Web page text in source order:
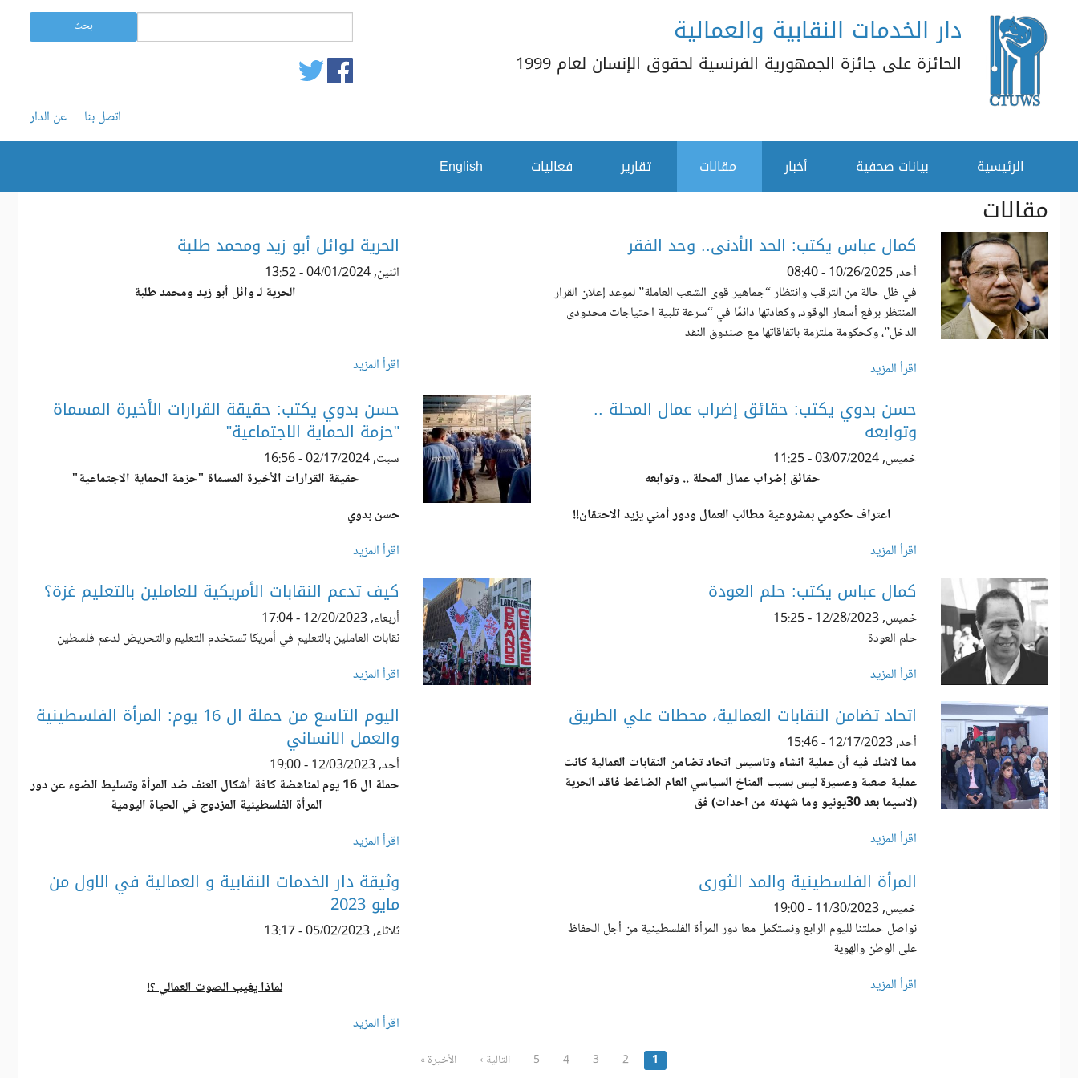
تجاوز إلى المحتوى الرئيسيدار الخدمات النقابية والعمالية
الحائزة على جائزة الجمهورية الفرنسية لحقوق الإنسان لعام 1999
بحث
اتصل بنا عن الدار
الرئيسية بيانات صحفية أخبار مقالات تقارير فعاليات English
مقالات
كمال عباس يكتب: الحد الأدنى.. وحد الفقر
أحد, 10/26/2025 - 08:40
في ظل حالة من الترقب وانتظار “جماهير قوى الشعب العاملة” لموعد إعلان القرار
المنتظر برفع أسعار الوقود، وكعادتها دائمًا في “سرعة تلبية احتياجات محدودى
الدخل”، وكحكومة ملتزمة باتفاقاتها مع صندوق النقد
اقرأ المزيد
الحرية لـوائل أبو زيد ومحمد طلبة
اثنين, 04/01/2024 - 13:52
الحرية لـ وائل أبو زيد ومحمد طلبة
اقرأ المزيد
حسن بدوي يكتب: حقائق إضراب عمال المحلة ..
وتوابعه
خميس, 03/07/2024 - 11:25
حقائق إضراب عمال المحلة .. وتوابعه
اعتراف حكومي بمشروعية مطالب العمال ودور أمني يزيد الاحتقان!!
اقرأ المزيد
حسن بدوي يكتب: حقيقة القرارات الأخيرة المسماة
"حزمة الحماية الاجتماعية"
سبت, 02/17/2024 - 16:56
حقيقة القرارات الأخيرة المسماة "حزمة الحماية الاجتماعية"
حسن بدوي
اقرأ المزيد
كمال عباس يكتب: حلم العودة
خميس, 12/28/2023 - 15:25
حلم العودة
اقرأ المزيد
كيف تدعم النقابات الأمريكية للعاملين بالتعليم غزة؟
أربعاء, 12/20/2023 - 17:04
نقابات العاملين بالتعليم في أمريكا تستخدم التعليم والتحريض لدعم فلسطين
اقرأ المزيد
اتحاد تضامن النقابات العمالية، محطات علي الطريق
أحد, 12/17/2023 - 15:46
مما لاشك فيه أن عملية انشاء وتاسيس اتحاد تضامن النقابات العمالية كانت
عملية صعبة وعسيرة ليس بسبب المناخ السياسي العام الضاغط فاقد الحرية
(لاسيما بعد 30يونيو وما شهدته من احداث) فق
اقرأ المزيد
اليوم التاسع من حملة ال 16 يوم: المرأة الفلسطينية
والعمل الانساني
أحد, 12/03/2023 - 19:00
حملة ال 16 يوم لمناهضة كافة أشكال العنف ضد المرأة وتسليط الضوء عن دور
المرأة الفلسطينية المزدوج في الحياة اليومية
اقرأ المزيد
المرأة الفلسطينية والمد الثورى
خميس, 11/30/2023 - 19:00
نواصل حملتنا لليوم الرابع ونستكمل معا دور المرأة الفلسطينية من أجل الحفاظ
على الوطن والهوية
اقرأ المزيد
وثيقة دار الخدمات النقابية و العمالية في الاول من
مايو 2023
ثلاثاء, 05/02/2023 - 13:17
لماذا يغيب الصوت العمالي ؟!
اقرأ المزيد
1
2
3
4
5 التالية › الأخيرة »